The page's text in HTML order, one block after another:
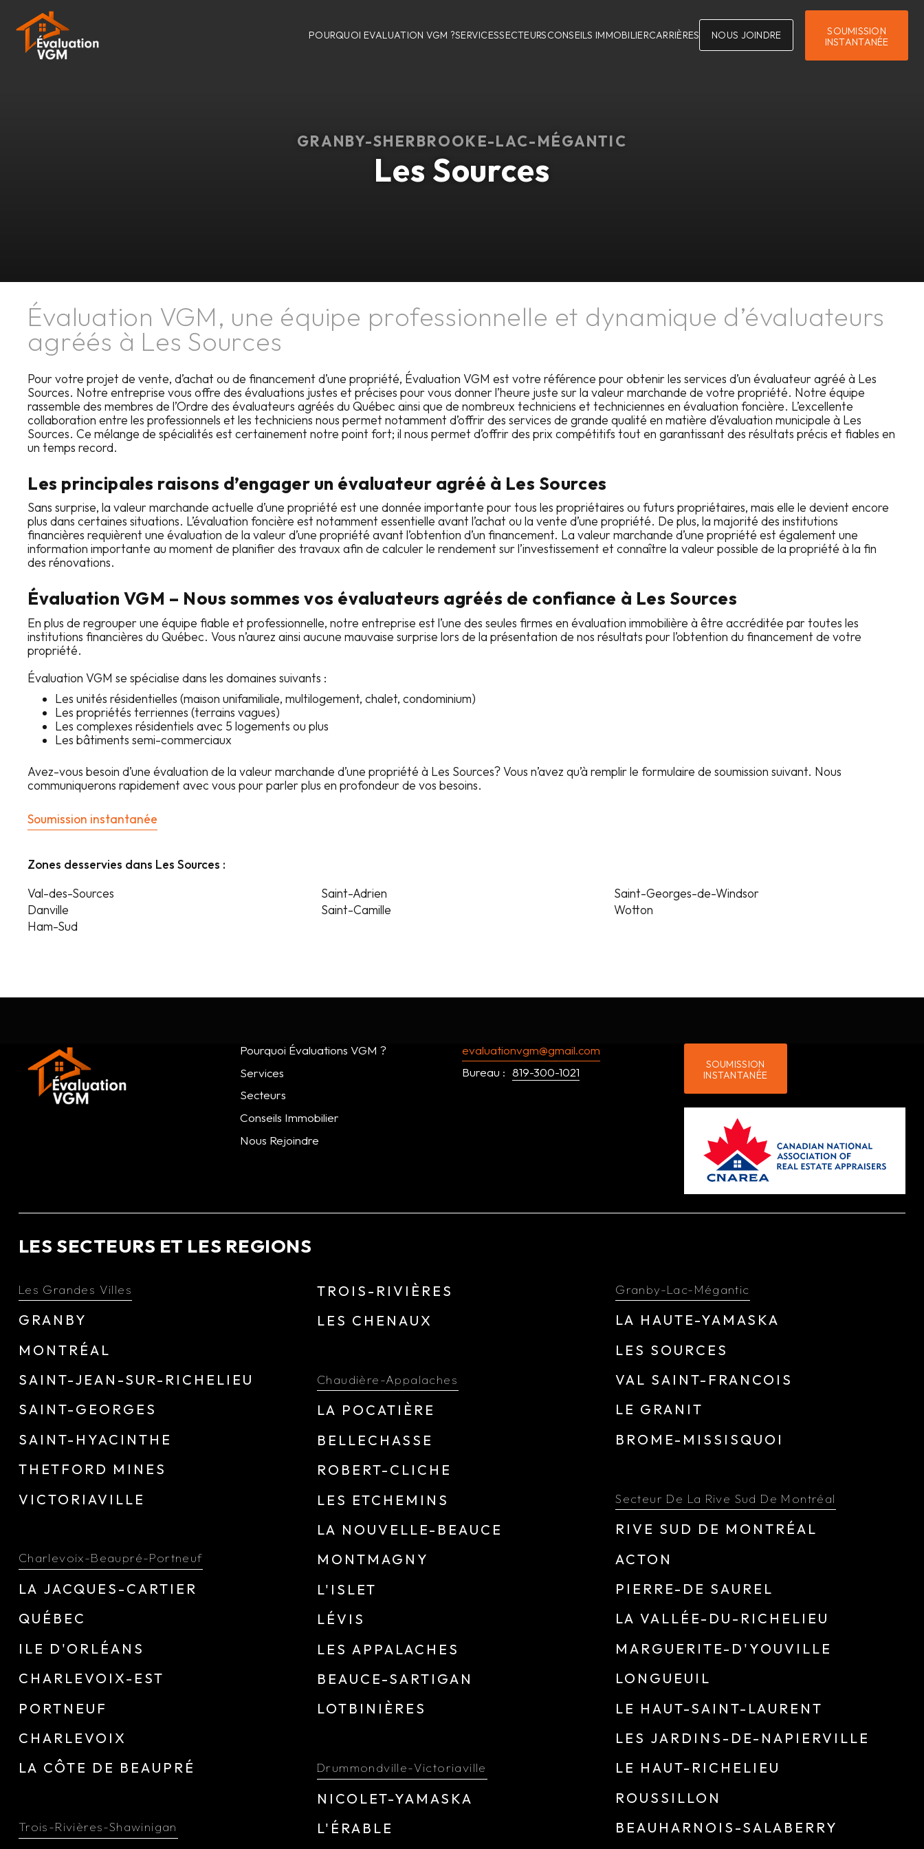
POURQUOI EVALUATION VGM ?SERVICESSECTEURSCONSEILS IMMOBILIERCARRIÈRES NOUS JOINDRE
SOUMISSION
INSTANTANÉE
GRANBY-SHERBROOKE-LAC-MÉGANTIC
Les Sources
Évaluation VGM, une équipe professionnelle et dynamique d’évaluateurs
agréés à Les Sources
Pour votre projet de vente, d’achat ou de financement d’une propriété, Évaluation VGM est votre référence pour obtenir les services d’un évaluateur agréé à Les
Sources. Notre entreprise vous offre des évaluations justes et précises pour vous donner l’heure juste sur la valeur marchande de votre propriété. Notre équipe
rassemble des membres de l’Ordre des évaluateurs agréés du Québec ainsi que de nombreux techniciens et techniciennes en évaluation foncière. L’excellente
collaboration entre les professionnels et les techniciens nous permet notamment d’offrir des services de grande qualité en matière d’évaluation municipale à Les
Sources. Ce mélange de spécialités est certainement notre point fort; il nous permet d’offrir des prix compétitifs tout en garantissant des résultats précis et fiables en
un temps record.
Les principales raisons d’engager un évaluateur agréé à Les Sources
Sans surprise, la valeur marchande actuelle d’une propriété est une donnée importante pour tous les propriétaires ou futurs propriétaires, mais elle le devient encore
plus dans certaines situations. L’évaluation foncière est notamment essentielle avant l’achat ou la vente d’une propriété. De plus, la majorité des institutions
financières requièrent une évaluation de la valeur d’une propriété avant l’obtention d’un financement. La valeur marchande d’une propriété est également une
information importante au moment de planifier des travaux afin de calculer le rendement sur l’investissement et connaître la valeur possible de la propriété à la fin
des rénovations.
Évaluation VGM – Nous sommes vos évaluateurs agréés de confiance à Les Sources
En plus de regrouper une équipe fiable et professionnelle, notre entreprise est l’une des seules firmes en évaluation immobilière à être accréditée par toutes les
institutions financières du Québec. Vous n’aurez ainsi aucune mauvaise surprise lors de la présentation de nos résultats pour l’obtention du financement de votre
propriété.
Évaluation VGM se spécialise dans les domaines suivants :
Les unités résidentielles (maison unifamiliale, multilogement, chalet, condominium)
Les propriétés terriennes (terrains vagues)
Les complexes résidentiels avec 5 logements ou plus
Les bâtiments semi-commerciaux
Avez-vous besoin d’une évaluation de la valeur marchande d’une propriété à Les Sources? Vous n’avez qu’à remplir le formulaire de soumission suivant. Nous
communiquerons rapidement avec vous pour parler plus en profondeur de vos besoins.
Soumission instantanée
Zones desservies dans Les Sources :
Val-des-Sources
Danville
Ham-Sud
Saint-Adrien
Saint-Camille
Saint-Georges-de-Windsor
Wotton
Pourquoi Évaluations VGM ?
Services
Secteurs
Conseils Immobilier
Nous Rejoindre
evaluationvgm@gmail.com
Bureau : 819-300-1021
SOUMISSION
INSTANTANÉE
LES SECTEURS ET LES REGIONS
Les Grandes Villes
GRANBY
MONTRÉAL
SAINT-JEAN-SUR-RICHELIEU
SAINT-GEORGES
SAINT-HYACINTHE
THETFORD MINES
VICTORIAVILLE
Charlevoix-Beaupré-Portneuf
LA JACQUES-CARTIER
QUÉBEC
ILE D'ORLÉANS
CHARLEVOIX-EST
PORTNEUF
CHARLEVOIX
LA CÔTE DE BEAUPRÉ
Trois-Rivières-Shawinigan
TROIS-RIVIÈRES
LES CHENAUX
Chaudière-Appalaches
LA POCATIÈRE
BELLECHASSE
ROBERT-CLICHE
LES ETCHEMINS
LA NOUVELLE-BEAUCE
MONTMAGNY
L'ISLET
LÉVIS
LES APPALACHES
BEAUCE-SARTIGAN
LOTBINIÈRES
Drummondville-Victoriaville
NICOLET-YAMASKA
L'ÉRABLE
Granby-Lac-Mégantic
LA HAUTE-YAMASKA
LES SOURCES
VAL SAINT-FRANCOIS
LE GRANIT
BROME-MISSISQUOI
Secteur De La Rive Sud De Montréal
RIVE SUD DE MONTRÉAL
ACTON
PIERRE-DE SAUREL
LA VALLÉE-DU-RICHELIEU
MARGUERITE-D'YOUVILLE
LONGUEUIL
LE HAUT-SAINT-LAURENT
LES JARDINS-DE-NAPIERVILLE
LE HAUT-RICHELIEU
ROUSSILLON
BEAUHARNOIS-SALABERRY